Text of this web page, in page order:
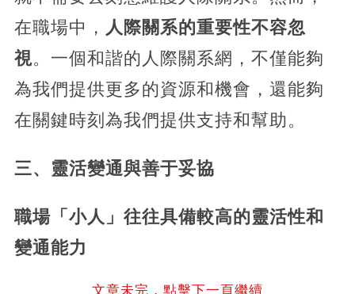
在職場中， 人際關系的重要性不容忽
視。一個和諧的人際關系網，不僅能夠
為我們提供更多的資源和機會，還能夠
在關鍵時刻為我們提供支持和幫助。
三、靈活變通與善于妥協
職場「小人」往往具備較高的靈活性和
變通能力
文章未完，點擊下一頁繼續